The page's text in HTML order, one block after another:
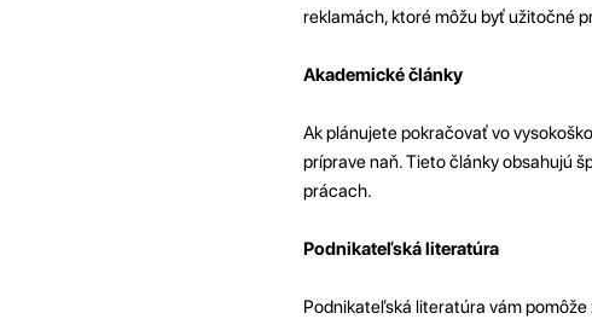
reklamách, ktoré môžu byť užitočné
Akademické články
Ak plánujete pokračovať vo
príprave naň. Tieto články obsahujú
prácach.
Podnikateľská literatúra
Podnikateľská literatúra vám